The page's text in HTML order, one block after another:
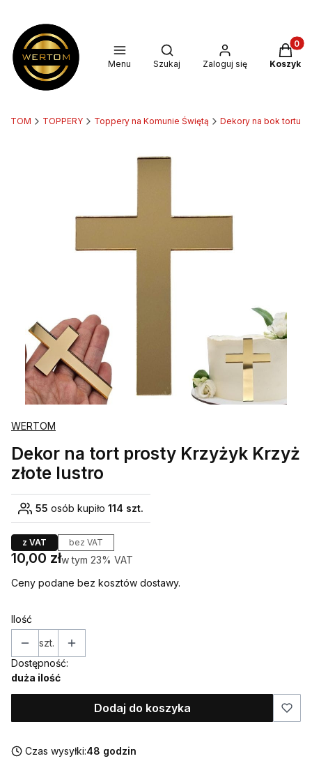
Menu
Otwórz wyszukiwarkę
Szukaj Zaloguj się Koszyk
TOPPERY Toppery na Komunie Świętą Dekory na bok tortu
WERTOM
Dekor na tort prosty Krzyżyk Krzyż
złote lustro
55 osób kupiło 114 szt.
z VAT bez VAT
Cena
10,00 złw tym 23% VAT
w tym 23% VAT
Ceny podane bez kosztów dostawy.
Ilość
szt.
Dostępność:
duża ilość
Dodaj do koszyka
Czas wysyłki:48 godzin